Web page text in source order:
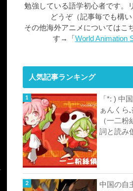
勉強している語学初心者です。
どうぞ（記事毎でも構い
その他海外アニメについてはこ
す→「 World Animation
人気記事ランキング
「*: ) 中
ぁんくら
（一二
詞と読み
中国の自